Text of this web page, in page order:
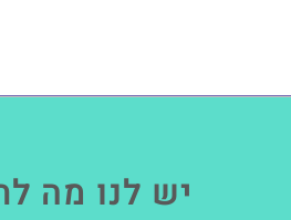
יש לנו מה